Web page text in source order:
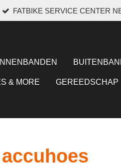
FATBIKE SERVICE CENTER
& MORE GEREEDSCHAP